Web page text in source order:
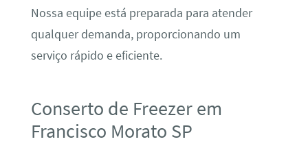
Nossa equipe está preparada para atender
qualquer demanda, proporcionando um
serviço rápido e eficiente.
Conserto de Freezer em
Francisco Morato SP